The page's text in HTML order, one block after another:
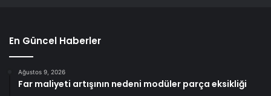
En Güncel Haberler
Ağustos 9, 2026
Far maliyeti artışının nedeni modüler parça eksikliği